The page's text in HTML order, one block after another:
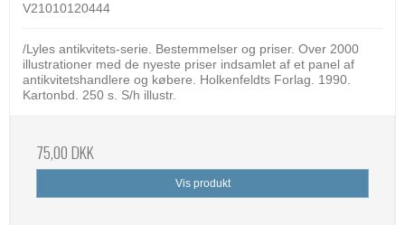
V21010120444
/Lyles antikvitets-serie. Bestemmelser og priser. Over 2000
illustrationer med de nyeste priser indsamlet af et panel af
antikvitetshandlere og købere. Holkenfeldts Forlag. 1990.
Kartonbd. 250 s. S/h illustr.
75,00 DKK
Vis produkt